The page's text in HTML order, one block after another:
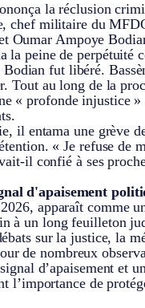
la réclusion
chef militaire du
Oumar Ampoye
peine de perpétuité
fut libéré.
Tout au long de la
« profonde injustice
il entama une grève
« Je refuse de
il confié à ses
d'apaisement
apparaît comme
à un long feuilleton
sur la justice, la
de nombreux
d’apaisement et
l’importance de